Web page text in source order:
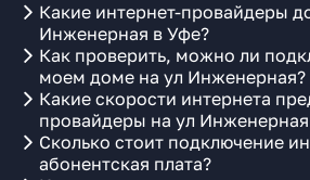
Какие интернет-провайдеры
Инженерная в Уфе?
Как проверить, можно ли
моем доме на ул Инженерная?
Какие скорости интернета
провайдеры на ул
Сколько стоит подключение
абонентская плата?